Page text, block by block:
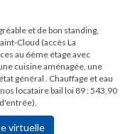
et de bon standing,
Cloud (accès La
au 6ème étage avec
cuisine aménagée, une
général . Chauffage et eau
locataire bail loi 89 : 543,90
virtuelle